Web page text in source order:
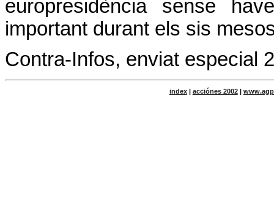
europresidència sense
important durant els sis
Contra-Infos, enviat especial
index| acciónes 2002|